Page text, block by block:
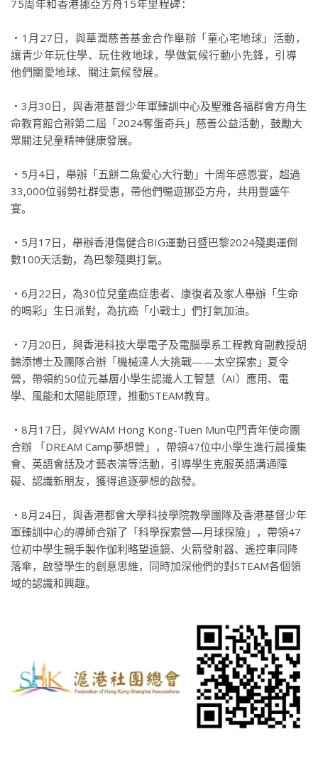
75周年和香港挪亞方舟15年里程碑：
‧1月27日，與華潤慈善基金合作舉辦「童心宅地球」活動，
讓青少年玩住學、玩住救地球，學做氣候行動小先鋒，引導
他們關愛地球、關注氣候發展。
‧3月30日，與香港基督少年軍臻訓中心及聖雅各福群會方舟生
命教育館合辦第二屆「2024奪蛋奇兵」慈善公益活動，鼓勵大
眾關注兒童精神健康發展。
‧5月4日，舉辦「五餅二魚愛心大行動」十周年感恩宴，超過
33,000位弱勢社群受惠，帶他們暢遊挪亞方舟，共用豐盛午
宴。
‧5月17日，舉辦香港傷健合BIG運動日暨巴黎2024殘奧運倒
數100天活動，為巴黎殘奧打氣。
‧6月22日，為30位兒童癌症患者、康復者及家人舉辦「生命
的喝彩」生日派對，為抗癌「小戰士」們打氣加油。
‧7月20日，與香港科技大學電子及電腦學系工程教育副教授胡
錦添博士及團隊合辦「機械達人大挑戰——太空探索」夏令
營，帶領約50位元基層小學生認識人工智慧（AI）應用、電
學、風能和太陽能原理，推動STEAM教育。
‧8月17日，與YWAM Hong Kong-Tuen Mun屯門青年使命團
合辦 「DREAM Camp夢想營」，帶領47位中小學生進行晨操集
會、英語會話及才藝表演等活動，引導學生克服英語溝通障
礙、認識新朋友，獲得追逐夢想的啟發。
‧8月24日，與香港都會大學科技學院教學團隊及香港基督少年
軍臻訓中心的導師合辦了「科學探索營—月球探險」，帶領47
位初中學生親手製作伽利略望遠鏡、火箭發射器、遙控車同降
落傘，啟發學生的創意思維，同時加深他們的對STEAM各個領
域的認識和興趣。